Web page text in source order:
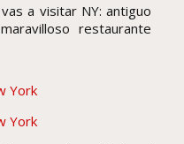
a visitar NY: antiguo
restaurante